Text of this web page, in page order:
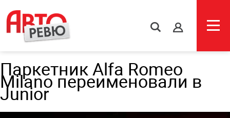
s
Паркетник Alfa Romeo
Milano переименовали в
Junior